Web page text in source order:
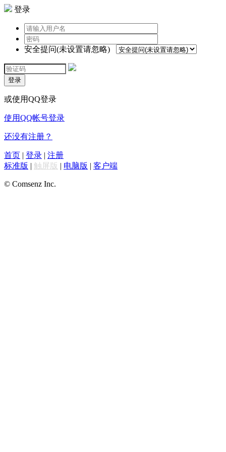
登录
安全提问(未设置请忽略)
登录
或使用QQ登录
使用QQ帐号登录
还没有注册？
首页 | 登录 | 注册
标准版 | 触屏版 | 电脑版 | 客户端
© Comsenz Inc.